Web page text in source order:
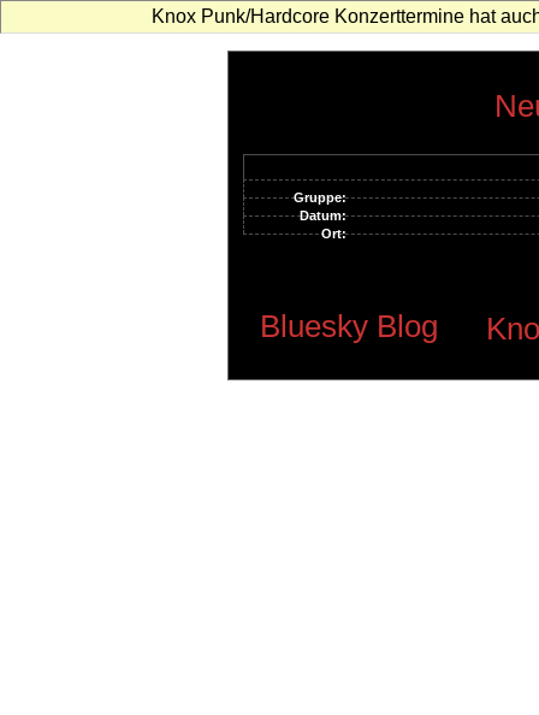
Knox Punk/Hardcore Konzerttermine hat
Gruppe:
Datum:
Ort:
Bluesky Blog